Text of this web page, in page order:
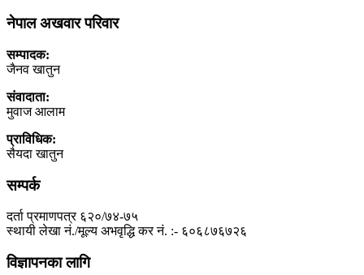
नेपाल अखवार परिवार
सम्पादक:
जैनव खातुन
संवादाता:
मुवाज आलाम
प्राविधिक:
सैयदा खातुन
सम्पर्क
दर्ता प्रमाणपत्र ६२०/७४-७५
स्थायी लेखा नं./मूल्य अभवृद्धि कर नं. :- ६०६८७६७२६
विज्ञापनका लागि